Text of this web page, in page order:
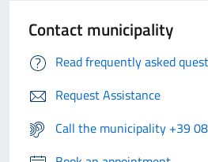
Contact municipality
Read frequently asked
Request Assistance
Call the municipality +39